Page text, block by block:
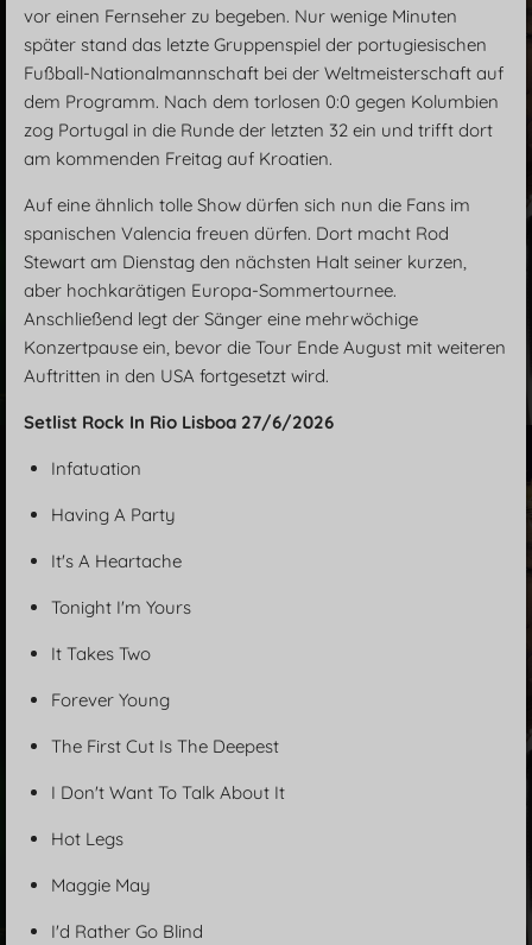
vor einen Fernseher zu begeben. Nur wenige Minuten
später stand das letzte Gruppenspiel der portugiesischen
Fußball-Nationalmannschaft bei der Weltmeisterschaft auf
dem Programm. Nach dem torlosen 0:0 gegen Kolumbien
zog Portugal in die Runde der letzten 32 ein und trifft dort
am kommenden Freitag auf Kroatien.
Auf eine ähnlich tolle Show dürfen sich nun die Fans im
spanischen Valencia freuen dürfen. Dort macht Rod
Stewart am Dienstag den nächsten Halt seiner kurzen,
aber hochkarätigen Europa-Sommertournee.
Anschließend legt der Sänger eine mehrwöchige
Konzertpause ein, bevor die Tour Ende August mit weiteren
Auftritten in den USA fortgesetzt wird.
Setlist Rock In Rio Lisboa 27/6/2026
Infatuation
Having A Party
It's A Heartache
Tonight I'm Yours
It Takes Two
Forever Young
The First Cut Is The Deepest
I Don't Want To Talk About It
Hot Legs
Maggie May
I'd Rather Go Blind